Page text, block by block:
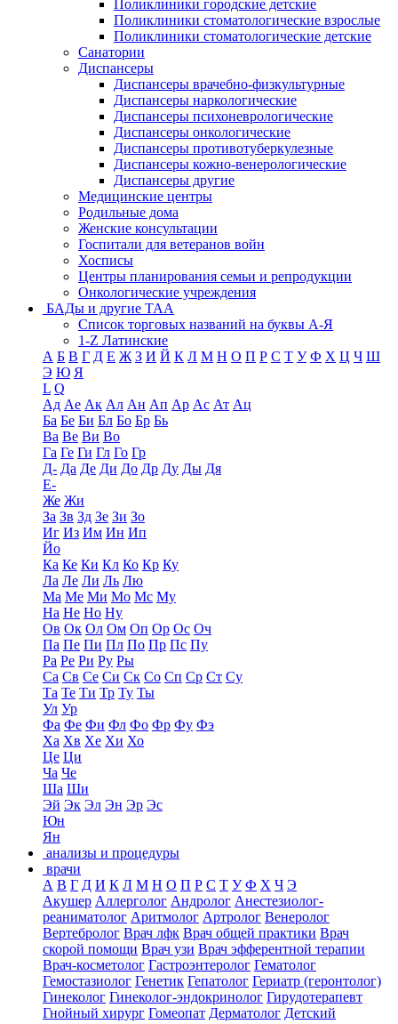
Поликлиники городские детские
Поликлиники стоматологические взрослые
Поликлиники стоматологические детские
Санатории
Диспансеры
Диспансеры врачебно-физкультурные
Диспансеры наркологические
Диспансеры психоневрологические
Диспансеры онкологические
Диспансеры противотуберкулезные
Диспансеры кожно-венерологические
Диспансеры другие
Медицинские центры
Родильные дома
Женские консультации
Госпитали для ветеранов войн
Хосписы
Центры планирования семьи и репродукции
Онкологические учреждения
БАДы и другие ТАА
Список торговых названий на буквы А-Я
1-Z Латинские
А Б В Г Д Е Ж З И Й К Л М Н О П Р С Т У Ф Х Ц Ч Ш
Э Ю Я
L Q
Ад Ае Ак Ал Ан Ап Ар Ас Ат Ац
Ба Бе Би Бл Бо Бр Бь
Ва Ве Ви Во
Га Ге Ги Гл Го Гр
Д- Да Де Ди До Др Ду Ды Дя
Е-
Же Жи
За Зв Зд Зе Зи Зо
Иг Из Им Ин Ип
Йо
Ка Ке Ки Кл Ко Кр Ку
Ла Ле Ли Ль Лю
Ма Ме Ми Мо Мс Му
На Не Но Ну
Ов Ок Ол Ом Оп Ор Ос Оч
Па Пе Пи Пл По Пр Пс Пу
Ра Ре Ри Ру Ры
Са Св Се Си Ск Со Сп Ср Ст Су
Та Те Ти Тр Ту Ты
Ул Ур
Фа Фе Фи Фл Фо Фр Фу Фэ
Ха Хв Хе Хи Хо
Це Ци
Ча Че
Ша Ши
Эй Эк Эл Эн Эр Эс
Юн
Ян
анализы и процедуры
врачи
А В Г Д И К Л М Н О П Р С Т У Ф Х Ч Э
Акушер Аллерголог Андролог Анестезиолог-
реаниматолог Аритмолог Артролог Венеролог
Вертебролог Врач лфк Врач общей практики Врач
скорой помощи Врач узи Врач эфферентной терапии
Врач-косметолог Гастроэнтеролог Гематолог
Гемостазиолог Генетик Гепатолог Гериатр (геронтолог)
Гинеколог Гинеколог-эндокринолог Гирудотерапевт
Гнойный хирург Гомеопат Дерматолог Детский